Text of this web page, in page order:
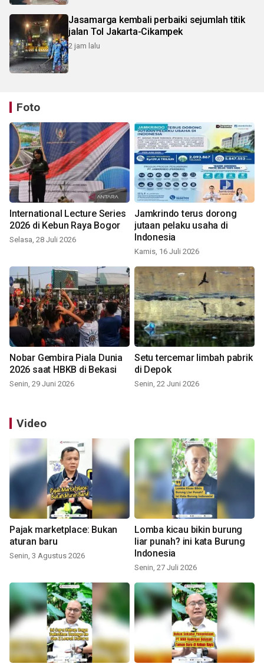
Jasamarga kembali perbaiki sejumlah titik
jalan Tol Jakarta-Cikampek
2 jam lalu
Foto
International Lecture Series
2026 di Kebun Raya Bogor
Selasa, 28 Juli 2026
Jamkrindo terus dorong
jutaan pelaku usaha di
Indonesia
Kamis, 16 Juli 2026
Nobar Gembira Piala Dunia
2026 saat HBKB di Bekasi
Senin, 29 Juni 2026
Setu tercemar limbah pabrik
di Depok
Senin, 22 Juni 2026
Video
Pajak marketplace: Bukan
aturan baru
Senin, 3 Agustus 2026
Lomba kicau bikin burung
liar punah? ini kata Burung
Indonesia
Senin, 27 Juli 2026